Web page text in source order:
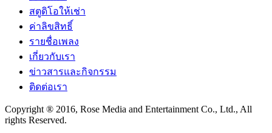
สตูดิโอให้เช่า
ค่าลิขสิทธิ์
รายชื่อเพลง
เกี่ยวกับเรา
ข่าวสารและกิจกรรม
ติดต่อเรา
Copyright ® 2016, Rose Media and Entertainment Co., Ltd., All
rights Reserved.